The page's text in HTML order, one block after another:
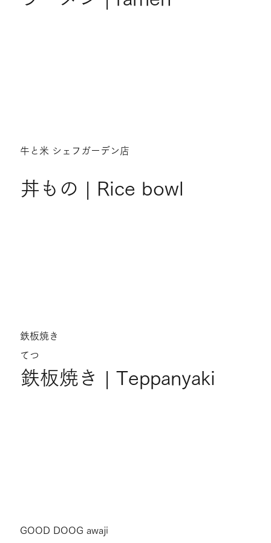
丼もの | Rice bowl
牛と米 シェフガーデン店
鉄板焼き | Teppanyaki
鉄板焼き
てつ
GOOD DOOG awaji